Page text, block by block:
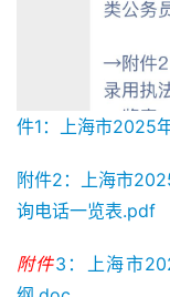
件1：上海市2025
附件2：上海市
询电话一览表.pdf
附件3：上海市